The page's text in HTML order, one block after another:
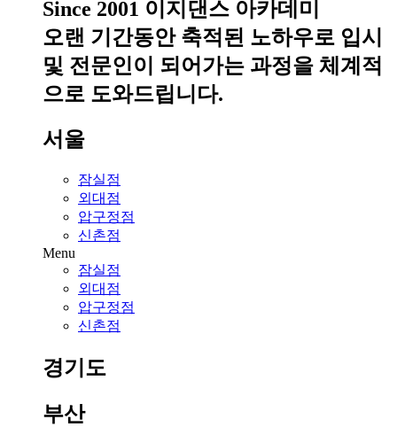
Since 2001 이지댄스 아카데미
오랜 기간동안 축적된 노하우로 입시
및 전문인이 되어가는 과정을 체계적
으로 도와드립니다.
서울
잠실점
외대점
압구정점
신촌점
Menu
잠실점
외대점
압구정점
신촌점
경기도
부산